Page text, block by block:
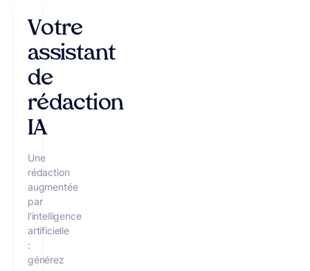
Votre
assistant
de
rédaction
IA
Une
rédaction
augmentée
par
l’intelligence
artificielle
:
générez